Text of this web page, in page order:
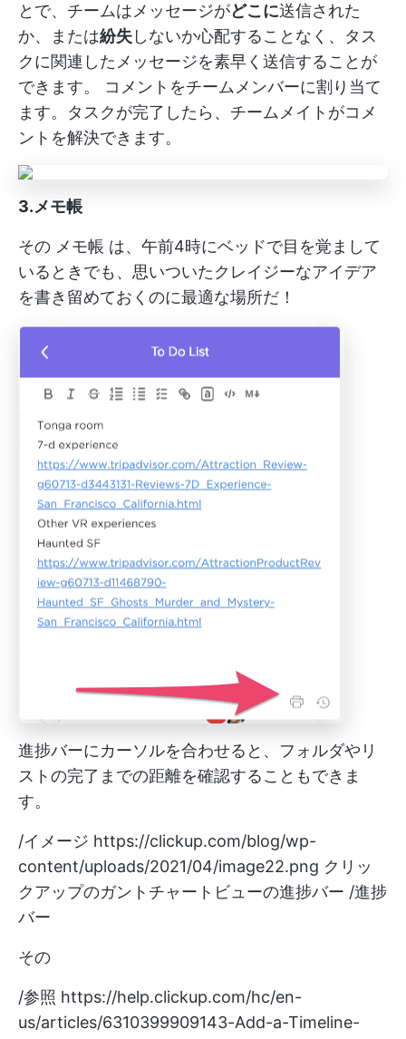
とで、チームはメッセージがどこに送信された
か、または紛失しないか心配することなく、タス
クに関連したメッセージを素早く送信することが
できます。
コメントをチームメンバーに割り当て
ます。タスクが完了したら、チームメイトがコメ
ントを解決できます。
3.メモ帳
その メモ帳 は、午前4時にベッドで目を覚まして
いるときでも、思いついたクレイジーなアイデア
を書き留めておくのに最適な場所だ！
進捗バーにカーソルを合わせると、フォルダやリ
ストの完了までの距離を確認することもできま
す。
/イメージ https://clickup.com/blog/wp-
content/uploads/2021/04/image22.png クリッ
クアップのガントチャートビューの進捗バー /進捗
バー
その
/参照 https://help.clickup.com/hc/en-
us/articles/6310399909143-Add-a-Timeline-